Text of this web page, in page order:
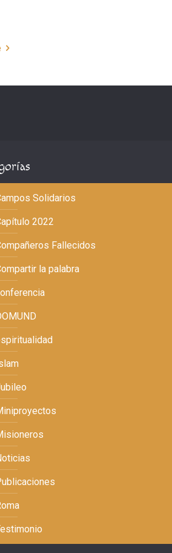
Solidarios
2022
Fallecidos
la palabra